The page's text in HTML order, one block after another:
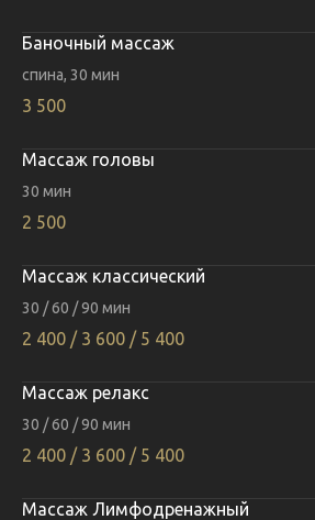
Баночный массаж
спина, 30 мин
3 500
Массаж головы
30 мин
2 500
Массаж классический
30 / 60 / 90 мин
2 400 / 3 600 / 5 400
Массаж релакс
30 / 60 / 90 мин
2 400 / 3 600 / 5 400
Массаж Лимфодренажный